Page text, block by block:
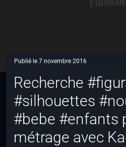
Publié le 7 novembre 2016
Recherche
#silhouettes
#bebe #enfants
métrage avec